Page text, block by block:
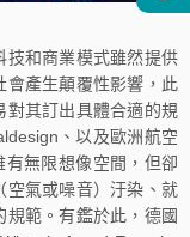
和商業模式雖然提供
會產生顛覆性影響，此
其訂出具體合適的規
、以及歐洲航空
無限想像空間，但卻
空氣或噪音）汙染、就
範。有鑑於此，德國